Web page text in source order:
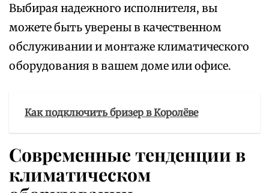
Выбирая надежного исполнителя, вы
можете быть уверены в качественном
обслуживании и монтаже климатического
оборудования в вашем доме или офисе.
Как подключить бризер в Королёве
Современные тенденции в
климатическом